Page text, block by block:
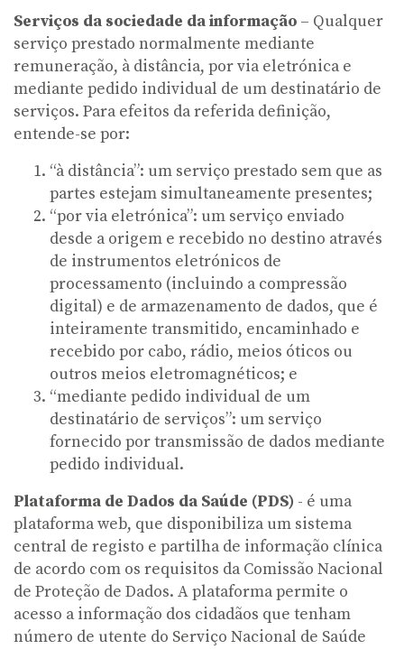
Serviços da sociedade da informação – Qualquer
serviço prestado normalmente mediante
remuneração, à distância, por via eletrónica e
mediante pedido individual de um destinatário de
serviços. Para efeitos da referida definição,
entende-se por:
“à distância”: um serviço prestado sem que as
partes estejam simultaneamente presentes;
“por via eletrónica”: um serviço enviado
desde a origem e recebido no destino através
de instrumentos eletrónicos de
processamento (incluindo a compressão
digital) e de armazenamento de dados, que é
inteiramente transmitido, encaminhado e
recebido por cabo, rádio, meios óticos ou
outros meios eletromagnéticos; e
“mediante pedido individual de um
destinatário de serviços”: um serviço
fornecido por transmissão de dados mediante
pedido individual.
Plataforma de Dados da Saúde (PDS) - é uma
plataforma web, que disponibiliza um sistema
central de registo e partilha de informação clínica
de acordo com os requisitos da Comissão Nacional
de Proteção de Dados. A plataforma permite o
acesso a informação dos cidadãos que tenham
número de utente do Serviço Nacional de Saúde